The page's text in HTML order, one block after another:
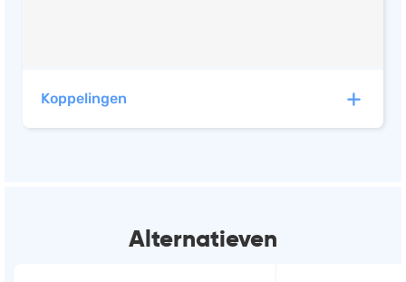
Koppelingen
Alternatieven